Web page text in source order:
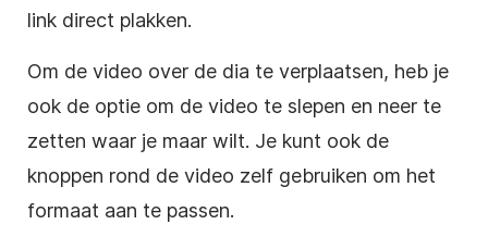
link direct plakken.
Om de video over de dia te verplaatsen, heb je
ook de optie om de video te slepen en neer te
zetten waar je maar wilt. Je kunt ook de
knoppen rond de video zelf gebruiken om het
formaat aan te passen.